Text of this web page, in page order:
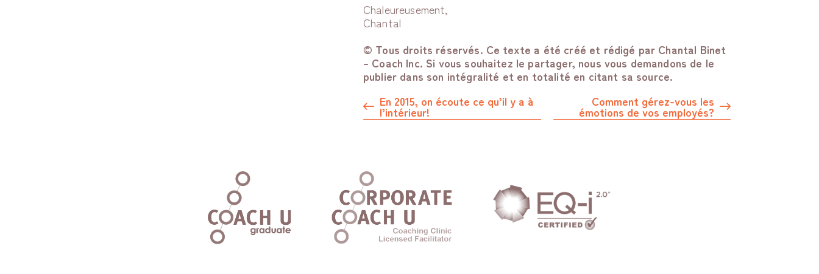
Chaleureusement,
Chantal
© Tous droits réservés. Ce texte a été créé et rédigé par Chantal Binet
– Coach Inc. Si vous souhaitez le partager, nous vous demandons de le
publier dans son intégralité et en totalité en citant sa source.
En 2015, on écoute ce qu’il y a à
l’intérieur!
Comment gérez-vous les
émotions de vos employés?